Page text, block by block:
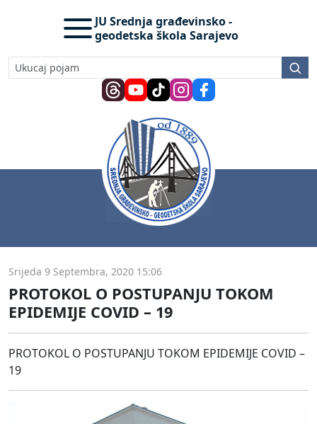
JU Srednja građevinsko -
geodetska škola Sarajevo
Srijeda 9 Septembra, 2020 15:06
PROTOKOL O POSTUPANJU TOKOM
EPIDEMIJE COVID – 19
PROTOKOL O POSTUPANJU TOKOM EPIDEMIJE COVID –
19